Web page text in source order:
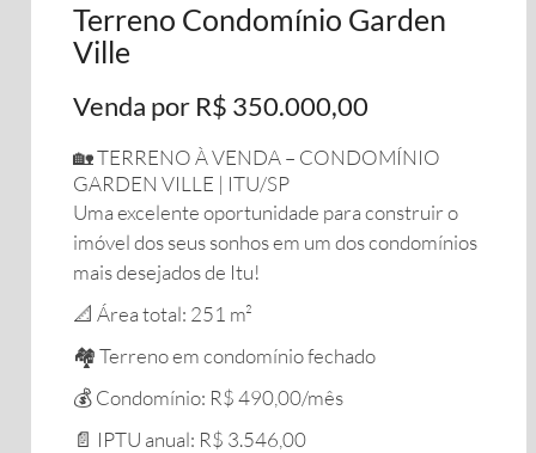
Terreno Condomínio Garden
Ville
Venda por R$ 350.000,00
🏡 TERRENO À VENDA – CONDOMÍNIO
GARDEN VILLE | ITU/SP
Uma excelente oportunidade para construir o
imóvel dos seus sonhos em um dos condomínios
mais desejados de Itu!
📐 Área total: 251 m²
🏘️ Terreno em condomínio fechado
💰 Condomínio: R$ 490,00/mês
📄 IPTU anual: R$ 3.546,00